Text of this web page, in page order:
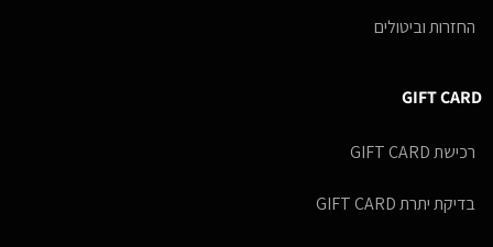
החזרות וביטולים
GIFT CARD
רכישת GIFT CARD
בדיקת יתרת GIFT CARD